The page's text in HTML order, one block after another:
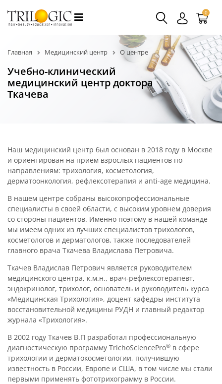
0
Главная Медицинский центр О центре
Учебно-клинический
медицинский центр доктора
Ткачева
Наш медицинский центр был основан в 2018 году в Москве
и ориентирован на прием взрослых пациентов по
направлениям: трихология, косметология,
дерматоонкология, рефлексотерапия и anti-age медицина.
В нашем центре собраны высокопрофессиональные
специалисты в своей области, с высоким уровнем доверия
со стороны пациентов. Именно поэтому в нашей команде
мы имеем одних из лучших специалистов трихологов,
косметологов и дерматологов, также последователей
главного врача Ткачева Владислава Петровича.
Ткачев Владислав Петрович является руководителем
медицинского центра, к.м.н., врач-рефлексотерапевт,
эндокринолог, трихолог, основатель и руководитель курса
«Медицинская Трихология», доцент кафедры института
восстановительной медицины РУДН и главный редактор
журнала «Трихология».
В 2002 году Ткачев В.П разработал профессиональную
диагностическую программу TrichoSciencePro® в сфере
трихологии и дерматокосметологии, получившую
известность в России, Европе и США, в том числе мы стали
первыми применять фототрихограмму в России.